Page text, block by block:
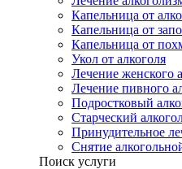
Капельница от
Капельница от
Капельница от
Укол от алкоголя
Лечение женского
Лечение пивного
Подростковый
Старческий
Принудительное
Снятие
Поиск услуги